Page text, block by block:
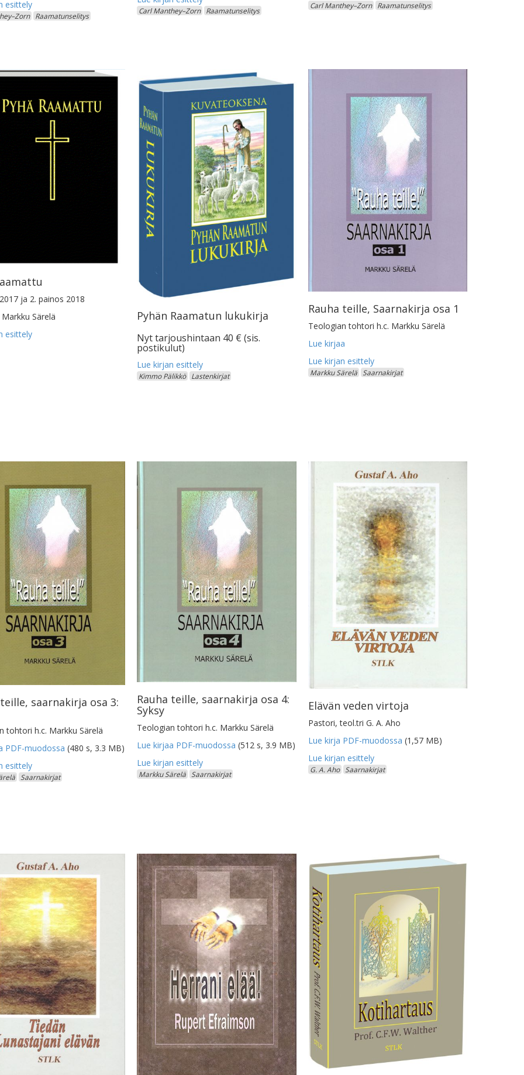
Raamatunselitys
Carl Manthey–Zorn Raamatunselitys
Carl Manthey–Zorn Raamatunselitys
ja 2. painos 2018
Särelä
Pyhän Raamatun lukukirja
Nyt tarjoushintaan 40 € (sis.
postikulut)
Kimmo Pälikkö Lastenkirjat
Rauha teille, Saarnakirja osa 1
Teologian tohtori h.c. Markku Särelä
Lue kirjaa
Markku Särelä Saarnakirjat
saarnakirja osa 3:
tohtori h.c. Markku Särelä
PDF-muodossa (480 s, 3.3 MB)
Saarnakirjat
Rauha teille, saarnakirja osa 4:
Syksy
Teologian tohtori h.c. Markku Särelä
Lue kirjaa PDF-muodossa (512 s, 3.9 MB)
Markku Särelä Saarnakirjat
Elävän veden virtoja
Pastori, teol.tri G. A. Aho
Lue kirja PDF-muodossa (1,57 MB)
G. A. Aho Saarnakirjat